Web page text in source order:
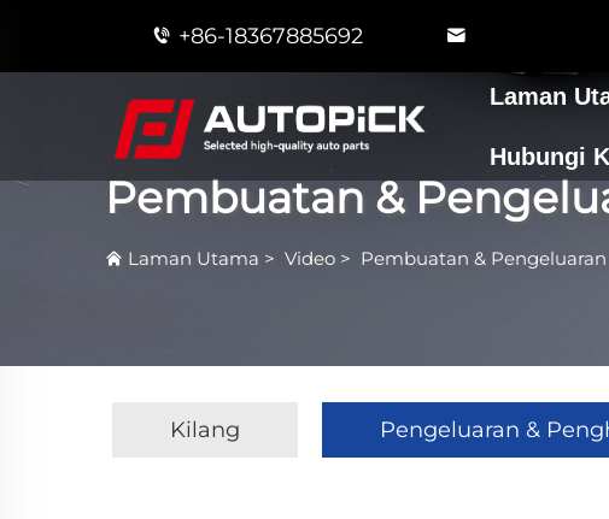
+86-18367885692
Laman
Hubungi
Pembuatan &
Laman Utama > Video > Pembuatan & Pengeluaran
Kilang Pengeluaran &